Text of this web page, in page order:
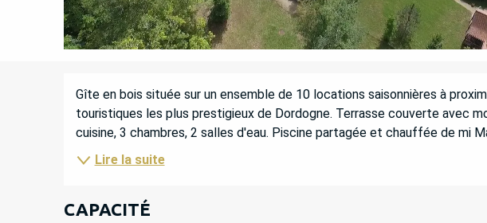
DESCRIPTION
Gîte en bois située sur un ensemble de 10 locations saisonnières à
touristiques les plus prestigieux de Dordogne. Terrasse couverte avec
cuisine, 3 chambres, 2 salles d'eau. Piscine partagée et chauffée de mi
Lire la suite
CAPACITÉ